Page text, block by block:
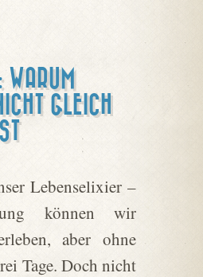
WARUM
GLEICH
Lebenselixier –
können wir
aber ohne
Tage. Doch nicht